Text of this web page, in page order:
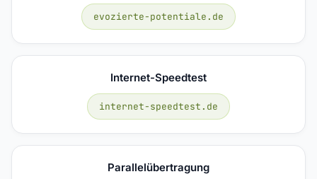
evozierte-potentiale.de
Internet-Speedtest
internet-speedtest.de
Parallelübertragung